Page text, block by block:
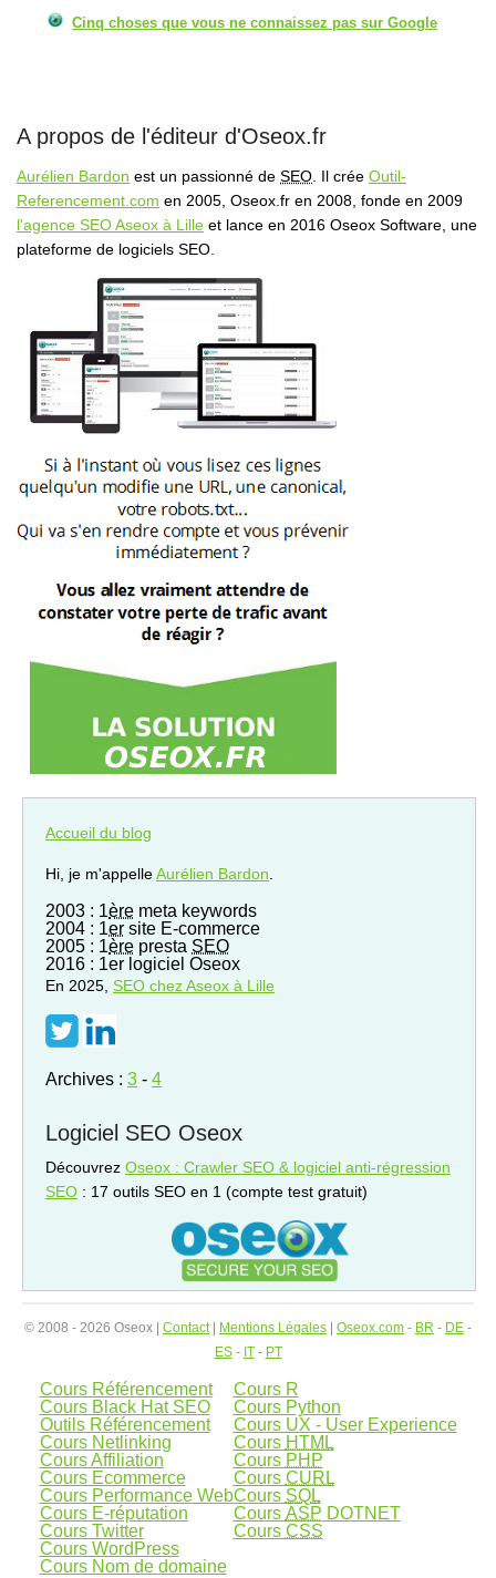
Cinq choses que vous ne connaissez pas sur Google
A propos de l'éditeur d'Oseox.fr
Aurélien Bardon est un passionné de SEO . Il crée Outil-
Referencement.com en 2005, Oseox.fr en 2008, fonde en 2009
l'agence SEO Aseox à Lille et lance en 2016 Oseox Software, une
plateforme de logiciels SEO.
Accueil du blog
Hi, je m'appelleAurélien Bardon
2003 : 1ère meta keywords
2004 : 1er site E-commerce
2005 : 1ère presta SEO
2016 : 1er logiciel Oseox
En 2025, SEO chez Aseox à Lille
Archives : 3 - 4
Logiciel SEO Oseox
Découvrez Oseox : Crawler SEO & logiciel anti-régression
SEO : 17 outils SEO en 1 (compte test gratuit)
© 2008 - 2026 Oseox | Contact| Mentions Légales Oseox.com - BR - DE -
ES- IT- PT
Cours Référencement
Cours Black Hat SEO
Outils Référencement
Cours Netlinking
Cours Affiliation
Cours Ecommerce
Cours Performance Web
Cours E-réputation
Cours Twitter
Cours WordPress
Cours Nom de domaine
Cours R
Cours Python
Cours UX - User Experience
Cours HTML
Cours PHP
Cours CURL
Cours SQL
Cours ASP DOTNET
Cours CSS